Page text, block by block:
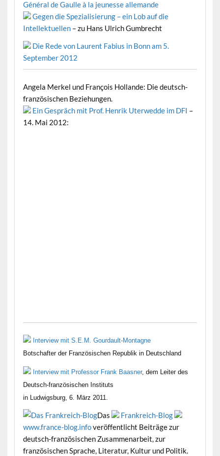
Général de Gaulle à la jeunesse allemande
Gegen die Spezialisierung – ein Lob auf die
Intellektuellen – zu Hans Ulrich Gumbrecht
Die Rede von Laurent Fabius in Bonn am 5.
September 2012
Angela Merkel und François Hollande: Die deutsch-
französischen Beziehungen.
Ein Gespräch mit Prof. Henrik Uterwedde im DFI –
14. Mai 2012:
Interview mit S.E.M. Gourdault-Montagne
Botschafter der Französischen Republik in Deutschland
Interview mit Professor Frank Baasner, dem Leiter des
Deutsch-französischen Instituts
in Ludwigsburg, 6. März 2011.
Das
Frankreich-Blog
www.france-blog.infoveröffentlicht Beiträge zur
deutsch-französischen Zusammenarbeit, zur
französischen Sprache, Literatur, Kultur und Politik.